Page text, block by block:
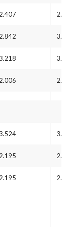
2.407 2.626
2.842 3.100
3.511
2.006 2.189
3.844
2.195 2.395
2.195 2.395